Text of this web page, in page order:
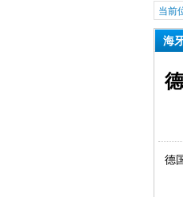
当前
海
德